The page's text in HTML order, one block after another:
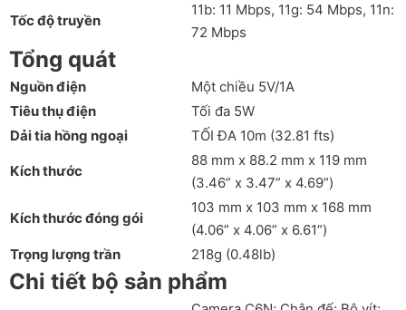
Tốc độ truyền
11b: 11 Mbps, 11g: 54 Mbps, 11n:
72 Mbps
Tổng quát
Nguồn điện
Một chiều 5V/1A
Tiêu thụ điện
Tối đa 5W
Dải tia hồng ngoại
TỐI ĐA 10m (32.81 fts)
Kích thước
88 mm x 88.2 mm x 119 mm
(3.46” x 3.47” x 4.69”)
Kích thước đóng gói
103 mm x 103 mm x 168 mm
(4.06” x 4.06” x 6.61”)
Trọng lượng trần
218g (0.48lb)
Chi tiết bộ sản phẩm